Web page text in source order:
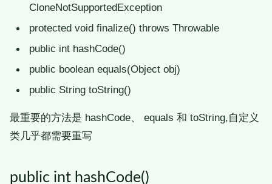
CloneNotSupportedException
protected void finalize() throws Throwable
public int hashCode()
public boolean equals(Object obj)
public String toString()
最重要的方法是 hashCode、 equals 和 toString,自定义
类几乎都需要重写
public int hashCode()